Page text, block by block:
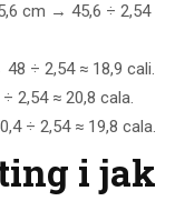
cm → 45,6 ÷ 2,54
÷ 2,54 ≈ 18,9 cali.
2,54 ≈ 20,8 cala.
÷ 2,54 ≈ 19,8 cala.
i jak